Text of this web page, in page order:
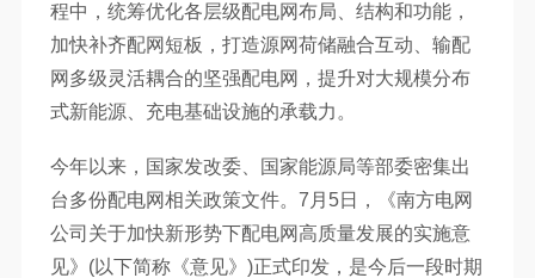
程中，统筹优化各层级配电网布局、结构和功能，
加快补齐配网短板，打造源网荷储融合互动、输配
网多级灵活耦合的坚强配电网，提升对大规模分布
式新能源、充电基础设施的承载力。
今年以来，国家发改委、国家能源局等部委密集出
台多份配电网相关政策文件。7月5日，《南方电网
公司关于加快新形势下配电网高质量发展的实施意
见》(以下简称《意见》)正式印发，是今后一段时期